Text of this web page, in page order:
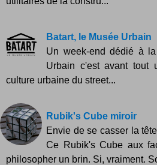
Batart, le Musée Urbain
Un week-end dédié à
Urbain c'est avant tout
culture urbaine du street...
Rubik's Cube miroir
Envie de se casser la
Ce Rubik's Cube aux
philosopher un brin. Si, vraiment.